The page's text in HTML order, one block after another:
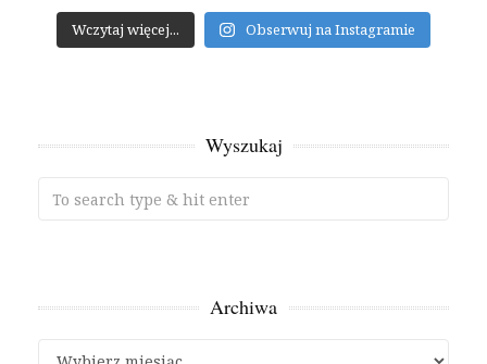
Wczytaj więcej... Obserwuj na Instagramie
Wyszukaj
Archiwa
Archiwa